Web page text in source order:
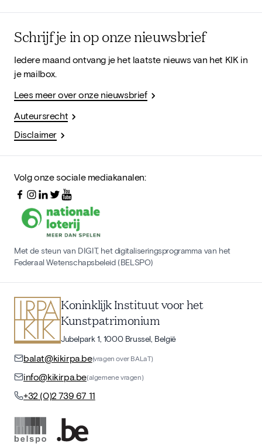
Schrijf je in op onze nieuwsbrief
Iedere maand ontvang je het laatste nieuws van het KIK in
je mailbox.
Lees meer over onze nieuwsbrief
Auteursrecht
Disclaimer
Volg onze sociale mediakanalen:
Met de steun van DIGIT, het digitaliseringsprogramma van het
Federaal Wetenschapsbeleid (BELSPO)
Koninklijk Instituut voor het
Kunstpatrimonium
Jubelpark 1, 1000 Brussel, België
balat@kikirpa.be(vragen over BALaT)
info@kikirpa.be(algemene vragen)
+32 (0)2 739 67 11